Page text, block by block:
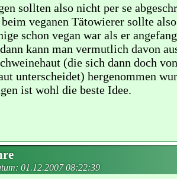
sollten also nicht per se
veganen Tätowierer sollte
schon vegan war als er
kann man vermutlich davon
(die sich dann doch
unterscheidet) hergenommen
ist wohl die beste Idee.
01.12.2007 08:22:39